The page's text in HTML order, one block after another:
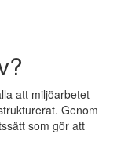
att miljöarbetet
Genom
som gör att